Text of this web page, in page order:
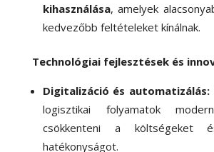
kihasználása, amelyek
kedvezőbb feltételeket kínálnak.
Technológiai fejlesztések és
Digitalizáció és automatizálás:
logisztikai folyamatok
csökkenteni a költségeket
hatékonyságot.